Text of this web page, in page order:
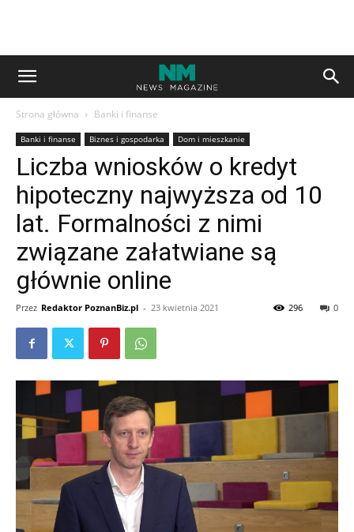
Strona główna Banki i finanse
Banki i finanse Biznes i gospodarka Dom i mieszkanie
Liczba wniosków o kredyt
hipoteczny najwyższa od 10
lat. Formalności z nimi
związane załatwiane są
głównie online
Przez Redaktor PoznanBiz.pl - 23 kwietnia 2021 0
296